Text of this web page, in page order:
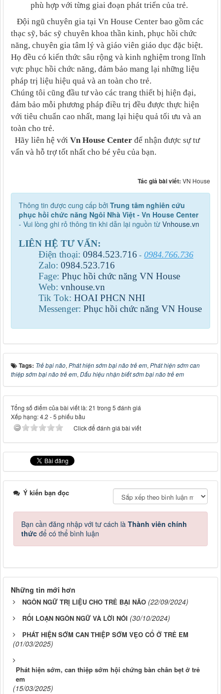
phù hợp với từng giai đoạn phát triển của trẻ.
Đội ngũ chuyên gia tại Vn House Center bao gồm các
thạc sỹ, bác sỹ chuyên khoa thần kinh, phục hồi chức
năng, chuyên gia tâm lý và giáo viên giáo dục đặc biệt.
Họ đều có kiến thức sâu rộng và kinh nghiệm trong lĩnh
vực phục hồi chức năng, đảm bảo mang lại những liệu
pháp trị liệu hiệu quả và an toàn cho trẻ.
Chúng tôi cũng đầu tư vào các trang thiết bị hiện đại,
đảm bảo mỗi phương pháp điều trị đều được thực hiện
với tiêu chuẩn cao nhất, mang lại hiệu quả tối ưu và an
toàn cho trẻ.
Hãy liên hệ với Vn House Center để nhận được sự tư
vấn và hỗ trợ tốt nhất cho bé yêu của bạn.
Tác giả bài viết: VN House
Thông tin được cung cấp bởi Trung tâm nghiên cứu
phục hồi chức năng Ngôi Nhà Việt - Vn House Center
- Vui lòng ghi rỏ thông tin khi dẫn lại nguồn từ Vnhouse.vn
LIÊN HỆ TƯ VẤN:
Điện thoại: 0984.523.716 - 0984.766.736
Zalo: 0984.523.716
Fage: Phục hồi chức năng VN House
Web: vnhouse.vn
Tik Tok: HOAI PHCN NHI
Messenger: Phục hồi chức năng VN House
Tags: Trẻ bại não, Phát hiện sớm bại não trẻ em, Phát hiện sớm can
thiệp sớm bại não trẻ em, Dấu hiệu nhận biết sớm bại não trẻ em
Tổng số điểm của bài viết là: 21 trong 5 đánh giá
Xếp hạng:4.2 -5 phiếu bầu
Click để đánh giá bài viết
Ý kiến bạn đọc
Bạn cần đăng nhập với tư cách là Thành viên chính
thức để có thể bình luận
Những tin mới hơn
NGÔN NGỮ TRỊ LIỆU CHO TRẺ BẠI NÃO (22/09/2024)
RỐI LOẠN NGÔN NGỮ VÀ LỜI NÓI (30/10/2024)
PHÁT HIỆN SỚM CAN THIỆP SỚM VẸO CỔ Ở TRẺ EM
(01/03/2025)
Phát hiện sớm, can thiệp sớm hội chứng bàn chân bẹt ở trẻ
em
(15/03/2025)